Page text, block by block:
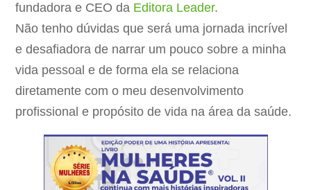
fundadora e CEO da Editora Leader.
Não tenho dúvidas que será uma jornada incrível
e desafiadora de narrar um pouco sobre a minha
vida pessoal e de forma ela se relaciona
diretamente com o meu desenvolvimento
profissional e propósito de vida na área da saúde.